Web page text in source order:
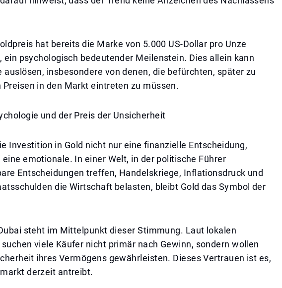
hat bereits die Marke von 5.000 US-Dollar pro Unze
ein psychologisch bedeutender Meilenstein. Dies allein kann
auslösen, insbesondere von denen, die befürchten, später zu
Preisen in den Markt eintreten zu müssen.
und der Preis der Unsicherheit
Investition in Gold nicht nur eine finanzielle Entscheidung,
eine emotionale. In einer Welt, in der politische Führer
Entscheidungen treffen, Handelskriege, Inflationsdruck und
die Wirtschaft belasten, bleibt Gold das Symbol der
steht im Mittelpunkt dieser Stimmung. Laut lokalen
viele Käufer nicht primär nach Gewinn, sondern wollen
ihres Vermögens gewährleisten. Dieses Vertrauen ist es,
derzeit antreibt.